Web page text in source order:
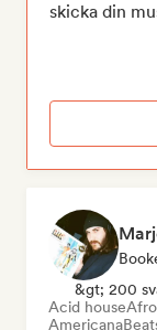
skicka din
&gt; 200
Acid house
Americana